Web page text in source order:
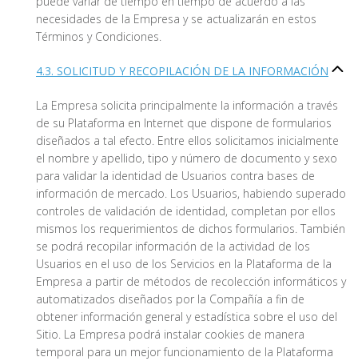
necesidades de la Empresa y se actualizarán en estos
Términos y Condiciones.
4.3. SOLICITUD Y RECOPILACIÓN DE LA INFORMACIÓN
La Empresa solicita principalmente la información a través
de su Plataforma en Internet que dispone de formularios
diseñados a tal efecto. Entre ellos solicitamos inicialmente
el nombre y apellido, tipo y número de documento y sexo
para validar la identidad de Usuarios contra bases de
información de mercado. Los Usuarios, habiendo superado
controles de validación de identidad, completan por ellos
mismos los requerimientos de dichos formularios. También
se podrá recopilar información de la actividad de los
Usuarios en el uso de los Servicios en la Plataforma de la
Empresa a partir de métodos de recolección informáticos y
automatizados diseñados por la Compañía a fin de
obtener información general y estadística sobre el uso del
Sitio. La Empresa podrá instalar cookies de manera
temporal para un mejor funcionamiento de la Plataforma